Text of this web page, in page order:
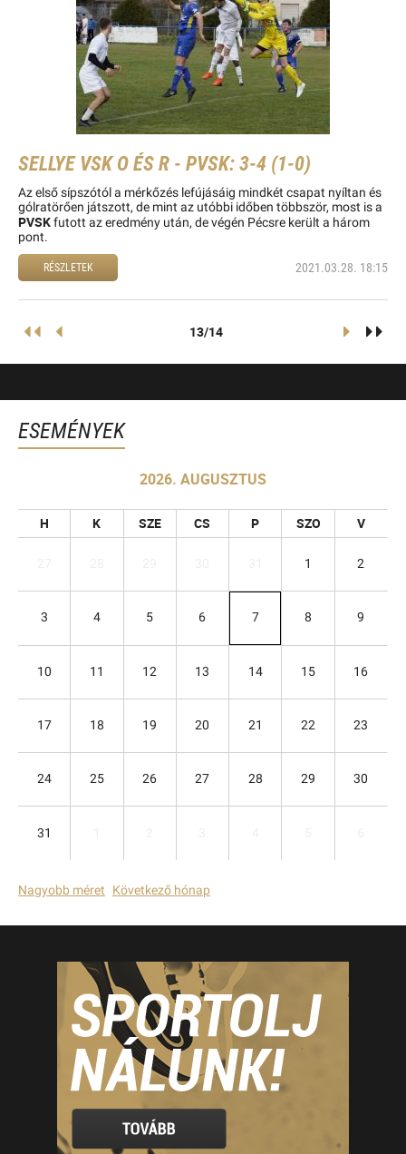
SELLYE VSK O ÉS R - PVSK: 3-4 (1-0)
Az első sípszótól a mérkőzés lefújásáig mindkét csapat nyíltan és
gólratörően játszott, de mint az utóbbi időben többször, most is a
PVSKfutott az eredmény után, de végén Pécsre került a három
pont.
RÉSZLETEK 2021.03.28. 18:15
13/14
ESEMÉNYEK
2026. AUGUSZTUS
H K SZE CS P SZO V
1 2
3 4 5 6 7 8 9
10 11 12 13 14 15 16
17 18 19 20 21 22 23
24 25 26 27 28 29 30
31
Nagyobb méret Következő hónap